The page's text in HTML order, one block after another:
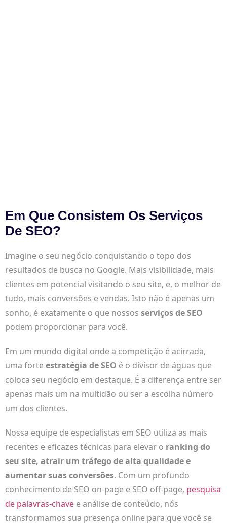
Em Que Consistem Os Serviços
De SEO?
Imagine o seu negócio conquistando o topo dos
resultados de busca no Google. Mais visibilidade, mais
clientes em potencial visitando o seu site, e, o melhor de
tudo, mais conversões e vendas. Isto não é apenas um
sonho, é exatamente o que nossos serviços de SEO
podem proporcionar para você.
Em um mundo digital onde a competição é acirrada,
uma forteestratégia de SEO é o divisor de águas que
coloca seu negócio em destaque. É a diferença entre ser
apenas mais um na multidão ou ser a escolha número
um dos clientes.
Nossa equipe de especialistas em SEO utiliza as mais
recentes e eficazes técnicas para elevar o ranking do
seu site, atrair um tráfego de alta qualidade e
aumentar suas conversões. Com um profundo
conhecimento de SEO on-page e SEO off-page, pesquisa
de palavras-chave e análise de conteúdo, nós
transformamos sua presença online para que você se